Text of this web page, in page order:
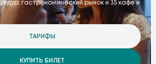
гастрономический рынок и 35 кафе и
ТАРИФЫ
КУПИТЬ БИЛЕТ